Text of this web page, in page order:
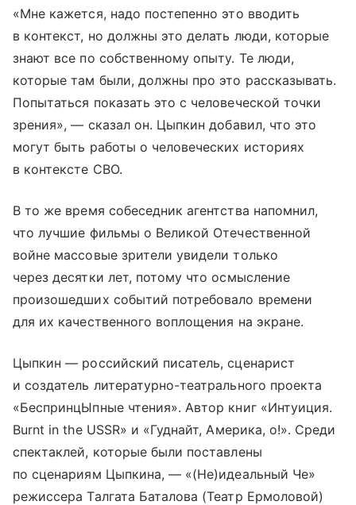
«Мне кажется, надо постепенно это вводить
в контекст, но должны это делать люди, которые
знают все по собственному опыту. Те люди,
которые там были, должны про это рассказывать.
Попытаться показать это с человеческой точки
зрения», — сказал он. Цыпкин добавил, что это
могут быть работы о человеческих историях
в контексте СВО.
В то же время собеседник агентства напомнил,
что лучшие фильмы о Великой Отечественной
войне массовые зрители увидели только
через десятки лет, потому что осмысление
произошедших событий потребовало времени
для их качественного воплощения на экране.
Цыпкин — российский писатель, сценарист
и создатель литературно-театрального проекта
«БеспринцЫпные чтения». Автор книг «Интуиция.
Burnt in the USSR» и «Гуднайт, Америка, о!». Среди
спектаклей, которые были поставлены
по сценариям Цыпкина, — «(Не)идеальный Че»
режиссера Талгата Баталова (Театр Ермоловой)